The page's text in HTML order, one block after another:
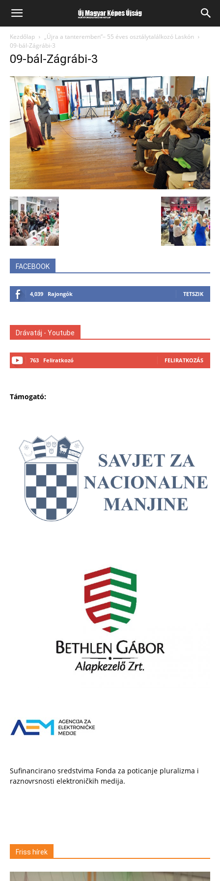
Kezdőlap
„Újra a tanteremben”– 55 éves osztálytalálkozó Laskón
09-bál-Zágrábi-3
09-bál-Zágrábi-3
FACEBOOK
4,039 Rajongók TETSZIK
Drávatáj - Youtube
763 Feliratkozó FELIRATKOZÁS
Támogató:
Sufinancirano sredstvima Fonda za poticanje pluralizma i
raznovrsnosti elektroničkih medija.
Friss hírek